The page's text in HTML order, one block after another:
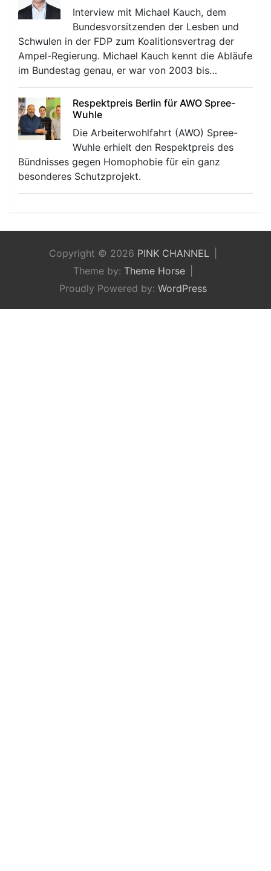
Interview mit Michael Kauch, dem
Bundesvorsitzenden der Lesben und
Schwulen in der FDP zum Koalitionsvertrag der
Ampel-Regierung. Michael Kauch kennt die Abläufe
im Bundestag genau, er war von 2003 bis…
Respektpreis Berlin für AWO Spree-
Wuhle
Die Arbeiterwohlfahrt (AWO) Spree-
Wuhle erhielt den Respektpreis des
Bündnisses gegen Homophobie für ein ganz
besonderes Schutzprojekt.
Copyright © 2026 PINK CHANNEL
Theme by: Theme Horse
Proudly Powered by: WordPress